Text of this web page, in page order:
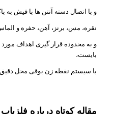
و با اتصال دسته آنتن ها با فیش به
نقره، مس، برنز، آهن، حفره و
و به محدوده قرار گیری اهداف
بایست،
با سیستم نقطه زن بوقی محل
مقاله کوتاه درباره فلزیاب